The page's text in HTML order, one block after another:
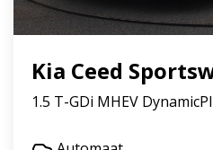
Kia Ceed
1.5 T-GDi MHEV